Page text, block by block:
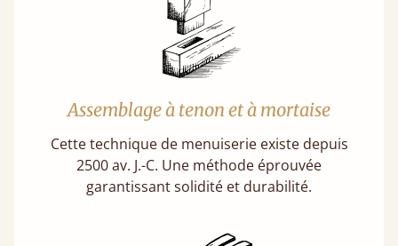
Assemblage à tenon et à mortaise
Cette technique de menuiserie existe depuis
2500 av. J.-C. Une méthode éprouvée
garantissant solidité et durabilité.